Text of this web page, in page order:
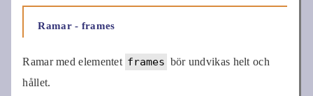
Ramar - frames
Ramar med elementet frames bör undvikas helt och
hållet.